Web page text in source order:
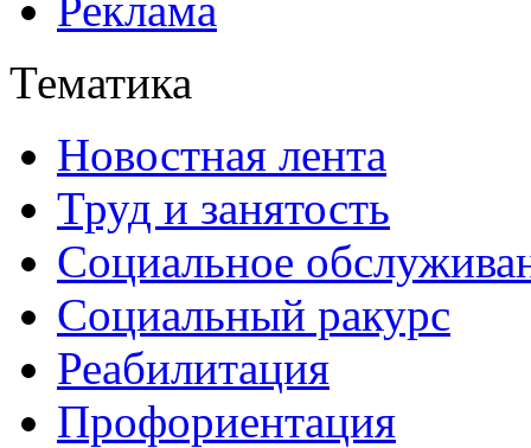
Тематика
Новостная лента
Труд и занятость
Социальное
Социальный ракурс
Реабилитация
Профориентация